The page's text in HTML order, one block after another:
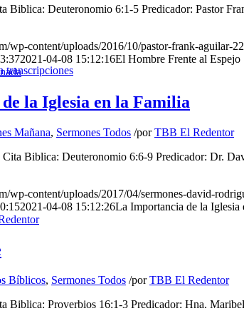
transcripciones
Biblica: Deuteronomio 6:1-5 Predicador: Pastor
wp-content/uploads/2016/10/pastor-frank-aguilar-
2021-04-08 15:12:16El Hombre Frente al Espejo
la Iglesia en la Familia
Mañana, Sermones Todos /porTBB El Redentor
Biblica: Deuteronomio 6:6-9 Predicador: Dr.
wp-content/uploads/2017/04/sermones-david-
2021-04-08 15:12:26La Importancia de la Iglesia
Bíblicos, Sermones Todos /porTBB El Redentor
Biblica: Proverbios 16:1-3 Predicador: Hna.